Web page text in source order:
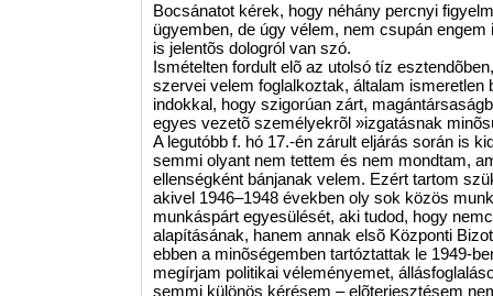
Bocsánatot kérek, hogy néhány percnyi
ügyemben, de úgy vélem, nem csupán engem
is jelentõs dologról van szó.
Ismételten fordult elõ az utolsó tíz
szervei velem foglalkoztak, általam ismeretlen
indokkal, hogy szigorúan zárt,
egyes vezetõ személyekrõl »izgatásnak
A legutóbb f. hó 17.-én zárult eljárás során is
semmi olyant nem tettem és nem mondtam,
ellenségként bánjanak velem. Ezért tartom
akivel 1946–1948 években oly sok közös
munkáspárt egyesülését, aki tudod, hogy
alapításának, hanem annak elsõ Központi
ebben a minõségemben tartóztattak le 1949-
megírjam politikai véleményemet,
semmi különös kérésem – elõterjesztésem